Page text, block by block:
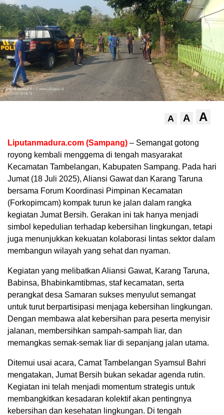
A A A
Liputanmadura.com (Sampang) – Semangat gotong
royong kembali menggema di tengah masyarakat
Kecamatan Tambelangan, Kabupaten Sampang. Pada hari
Jumat (18 Juli 2025), Aliansi Gawat dan Karang Taruna
bersama Forum Koordinasi Pimpinan Kecamatan
(Forkopimcam) kompak turun ke jalan dalam rangka
kegiatan Jumat Bersih. Gerakan ini tak hanya menjadi
simbol kepedulian terhadap kebersihan lingkungan, tetapi
juga menunjukkan kekuatan kolaborasi lintas sektor dalam
membangun wilayah yang sehat dan nyaman.
Kegiatan yang melibatkan Aliansi Gawat, Karang Taruna,
Babinsa, Bhabinkamtibmas, staf kecamatan, serta
perangkat desa Samaran sukses menyulut semangat
untuk turut berpartisipasi menjaga kebersihan lingkungan.
Dengan membawa alat kebersihan para peserta menyisir
jalanan, membersihkan sampah-sampah liar, dan
memangkas semak-semak liar di sepanjang jalan utama.
Ditemui usai acara, Camat Tambelangan Syamsul Bahri
mengatakan, Jumat Bersih bukan sekadar agenda rutin.
Kegiatan ini telah menjadi momentum strategis untuk
membangkitkan kesadaran kolektif akan pentingnya
kebersihan dan kesehatan lingkungan. Di tengah